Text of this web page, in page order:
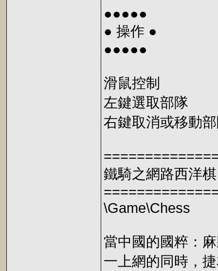
●●●●●
● 操作 ●
●●●●●
滑鼠控制
左鍵選取部隊
右鍵取消或移動
鐵騎之網路西洋棋
\Game\Chess
當中國的國粹：
一上網的同時，